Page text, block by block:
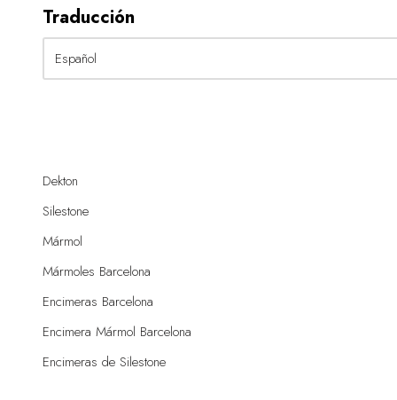
Traducción
Dekton
Silestone
Mármol
Mármoles Barcelona
Encimeras Barcelona
Encimera Mármol Barcelona
Encimeras de Silestone